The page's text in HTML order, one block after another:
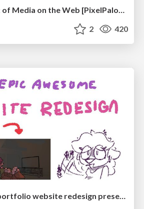
The Hidden Cost of Media on the Web [PixelPalooza 2025]
2 420